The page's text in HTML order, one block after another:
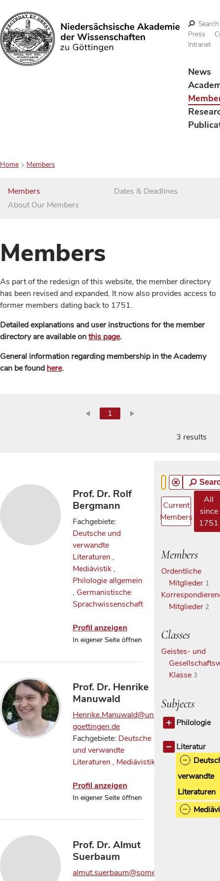
Search
Search
Press
Intranet
News
Home Members
Members
About Our Members
Dates & Deadlines
Members
As part of the redesign of this website, the member directory
has been revised and expanded. It now also provides access to
former members dating back to 1751.
Detailed explanations and user instructions for the member
directory are available onthis page.
General information regarding membership in the Academy
can be found here.
1
3 results
Prof. Dr. Rolf
Bergmann
Fachgebiete:
Deutsche und
verwandte
Literaturen ,
Mediävistik ,
Philologie allgemein
, Germanistische
Sprachwissenschaft
Profil anzeigen
In eigener Seite öffnen
Prof. Dr. Henrike
Manuwald
Henrike.Manuwald@uni-
goettingen.de
Fachgebiete: Deutsche
und verwandte
Literaturen , Mediävistik
Profil anzeigen
In eigener Seite öffnen
Prof. Dr. Almut
Suerbaum
almut.suerbaum@some.ox.ac.uk
Current
Members
All
since
1751
Members
Ordentliche
Mitglieder 1
Mitglieder 2
Classes
Geistes- und
Klasse 3
Subjects
Philologie
Literatur
verwandte
Literaturen